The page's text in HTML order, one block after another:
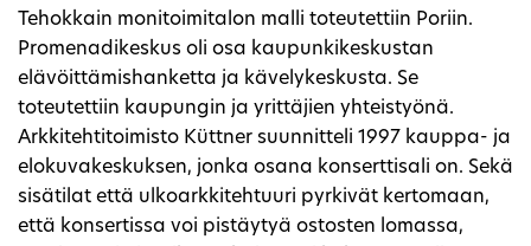
Tehokkain monitoimitalon malli toteutettiin Poriin.
Promenadikeskus oli osa kaupunkikeskustan
elävöittämishanketta ja kävelykeskusta. Se
toteutettiin kaupungin ja yrittäjien yhteistyönä.
Arkkitehtitoimisto Küttner suunnitteli 1997 kauppa- ja
elokuvakeskuksen, jonka osana konserttisali on. Sekä
sisätilat että ulkoarkkitehtuuri pyrkivät kertomaan,
että konsertissa voi pistäytyä ostosten lomassa,